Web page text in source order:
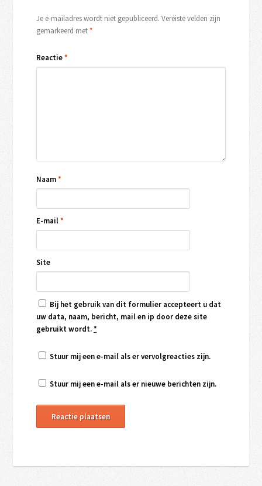
Je e-mailadres wordt niet gepubliceerd. Vereiste velden zijn
gemarkeerd met*
Reactie*
Naam*
E-mail*
Site
Bij het gebruik van dit formulier accepteert u dat
uw data, naam, bericht, mail en ip door deze site
gebruikt wordt.*
Stuur mij een e-mail als er vervolgreacties zijn.
Stuur mij een e-mail als er nieuwe berichten zijn.